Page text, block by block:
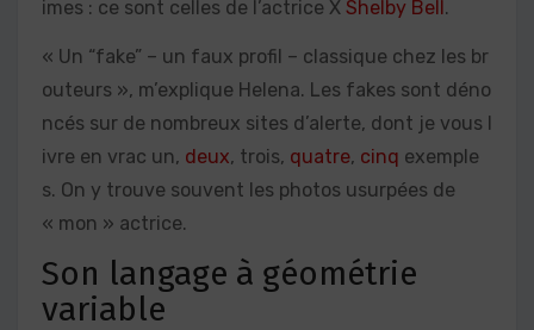
imes : ce sont celles de l’actrice X Shelby Bell.
« Un “fake” – un faux profil – classique chez les br
outeurs », m’explique Helena. Les fakes sont déno
ncés sur de nombreux sites d’alerte, dont je vous l
ivre en vrac un, deux, trois, quatre, cinq exemple
s. On y trouve souvent les photos usurpées de
« mon » actrice.
Son langage à géométrie
variable